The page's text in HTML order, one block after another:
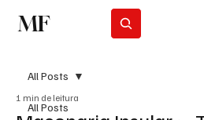
MF
All Posts
All Posts
1 min de leitura